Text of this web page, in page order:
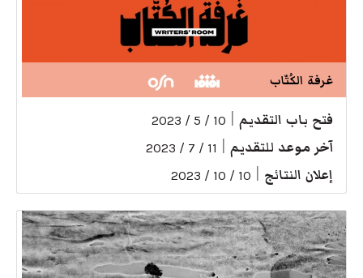
غرفة الكُتّاب
فتح باب التقديم 10 / 5 / 2023
آخر موعد للتقديم 11 / 7 / 2023
إعلان النتائج 10 / 10 / 2023